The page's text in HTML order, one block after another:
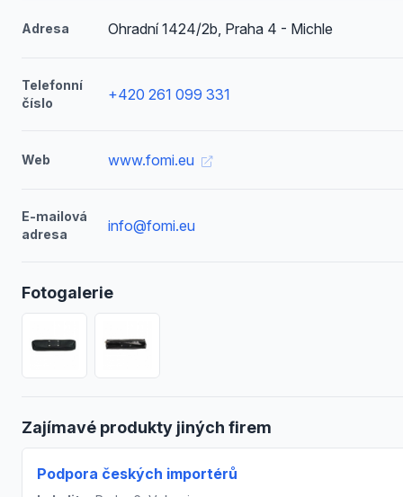
Adresa Ohradní 1424/2b, Praha 4 - Michle
Telefonní
číslo
+420 261 099 331
Web www.fomi.eu
E-mailová
adresa
info@fomi.eu
Fotogalerie
Zajímavé produkty jiných firem
Podpora českých importérů